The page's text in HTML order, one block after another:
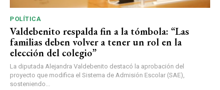
POLÍTICA
Valdebenito respalda fin a la tómbola: “Las
familias deben volver a tener un rol en la
elección del colegio”
La diputada Alejandra Valdebenito destacó la aprobación del
proyecto que modifica el Sistema de Admisión Escolar (SAE),
sosteniendo...